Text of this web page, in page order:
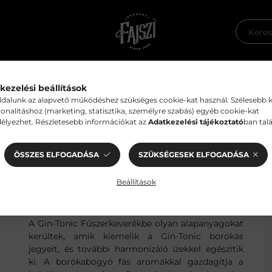
Lány fűszerkeverékek
35 g
A Gin-Tonic Fűszerkeverékbe olyan alapanyagokat
kerültek, amik kiemelik a Gin-Tonic borókás
jegyeit, és további harmonizáló ízekkel egészítik
ki. A borókabogyó fás aromákkal gazdagítja a
beállítások
az alapvető működéshez szükséges cookie-kat használ. Szélesebb
(marketing, statisztika, személyre szabás) egyéb cookie-kat
Részletesebb információkat az Adatkezelési tájékoztatóban
ÖSSZES ELFOGADÁSA SZÜKSÉGESEK ELFOGADÁSA
Beállítások